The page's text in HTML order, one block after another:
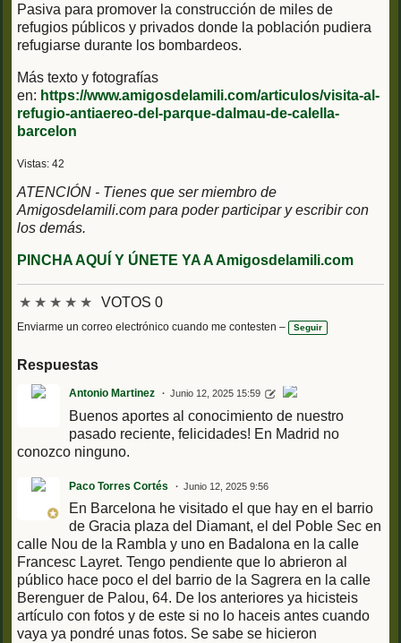
Pasiva para promover la construcción de miles de
refugios públicos y privados donde la población pudiera
refugiarse durante los bombardeos.
Más texto y fotografías
en: https://www.amigosdelamili.com/articulos/visita-al-
refugio-antiaereo-del-parque-dalmau-de-calella-
barcelon
Vistas: 42
ATENCIÓN - Tienes que ser miembro de
Amigosdelamili.com para poder participar y escribir con
los demás.
PINCHA AQUÍ Y ÚNETE YA A Amigosdelamili.com
★ ★ ★ ★ ★ VOTOS 0
Enviarme un correo electrónico cuando me contesten – Seguir
Respuestas
Antonio Martinez Junio 12, 2025 15:59
Buenos aportes al conocimiento de nuestro
pasado reciente, felicidades! En Madrid no
conozco ninguno.
Paco Torres Cortés Junio 12, 2025 9:56
En Barcelona he visitado el que hay en el barrio
de Gracia plaza del Diamant, el del Poble Sec en
calle Nou de la Rambla y uno en Badalona en la calle
Francesc Layret. Tengo pendiente que lo abrieron al
público hace poco el del barrio de la Sagrera en la calle
Berenguer de Palou, 64. De los anteriores ya hicisteis
artículo con fotos y de este si no lo haceis antes cuando
vaya ya pondré unas fotos. Se sabe se hicieron